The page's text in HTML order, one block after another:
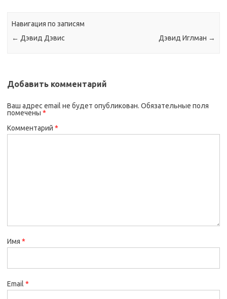
Навигация по записям
← Дэвид Дэвис Дэвид Иглман →
Добавить комментарий
Ваш адрес email не будет опубликован. Обязательные поля
помечены *
Комментарий *
Имя *
Email *